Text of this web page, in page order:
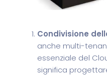
Condivisione
anche multi-
essenziale del
significa